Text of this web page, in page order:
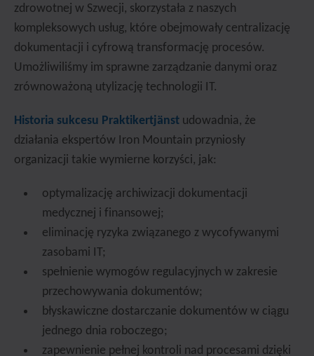
zdrowotnej w Szwecji, skorzystała z naszych
kompleksowych usług, które obejmowały centralizację
dokumentacji i cyfrową transformację procesów.
Umożliwiliśmy im sprawne zarządzanie danymi oraz
zrównoważoną utylizację technologii IT.
Historia sukcesu Praktikertjänst udowadnia, że
działania ekspertów Iron Mountain przyniosły
organizacji takie wymierne korzyści, jak:
optymalizację archiwizacji dokumentacji
medycznej i finansowej;
eliminację ryzyka związanego z wycofywanymi
zasobami IT;
spełnienie wymogów regulacyjnych w zakresie
przechowywania dokumentów;
błyskawiczne dostarczanie dokumentów w ciągu
jednego dnia roboczego;
zapewnienie pełnej kontroli nad procesami dzięki